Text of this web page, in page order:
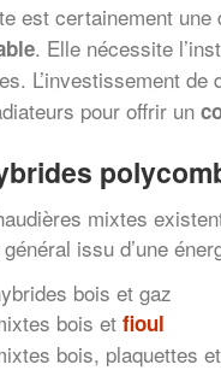
est certainement
. Elle nécessite
L’investissement
pour offrir un
mixtes
issu d’une
bois et gaz
bois et fioul
bois, plaquettes